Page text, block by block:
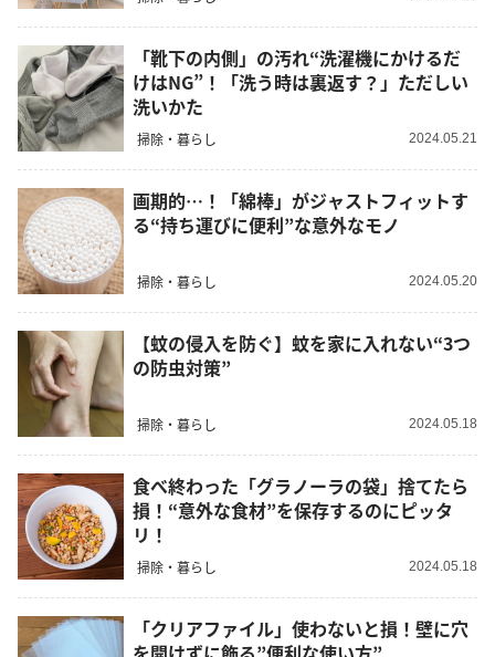
「靴下の内側」の汚れ“洗濯機にかけるだ
けはNG”！「洗う時は裏返す？」ただしい
洗いかた
掃除・暮らし 2024.05.21
画期的…！「綿棒」がジャストフィットす
る“持ち運びに便利”な意外なモノ
掃除・暮らし 2024.05.20
【蚊の侵入を防ぐ】蚊を家に入れない“3つ
の防虫対策”
掃除・暮らし 2024.05.18
食べ終わった「グラノーラの袋」捨てたら
損！“意外な食材”を保存するのにピッタ
リ！
掃除・暮らし 2024.05.18
「クリアファイル」使わないと損！壁に穴